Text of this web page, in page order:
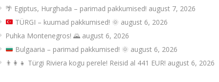
🌴 Egiptus, Hurghada – parimad pakkumised! august 7, 2026
TÜRGI – kuumad pakkumised! 🌞 august 6, 2026
Puhka Montenegros! 🌄 august 6, 2026
Bulgaaria – parimad pakkumised! 🌞 august 6, 2026
👨‍👩‍👧 Türgi Riviera kogu perele! Reisid al 441 EUR! august 6, 2026